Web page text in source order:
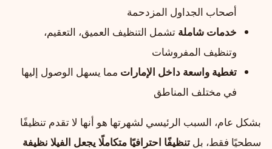
أصحاب الجداول المزدحمة
خدمات شاملة تشمل التنظيف العميق، التعقيم،
وتنظيف المفروشات
تغطية واسعة داخل الإمارات مما يسهل الوصول إليها
في مختلف المناطق
بشكل عام، السبب الرئيسي لشهرتها هو أنها لا تقدم تنظيفًا
سطحيًا فقط، بل تنظيفًا احترافيًا متكاملًا يجعل الفيلا نظيفة